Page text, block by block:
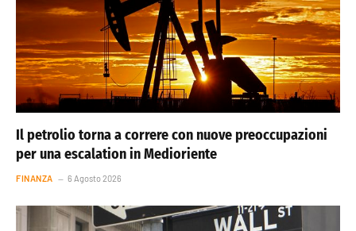
Il petrolio torna a correre con nuove preoccupazioni
per una escalation in Medioriente
FINANZA 6 Agosto 2026